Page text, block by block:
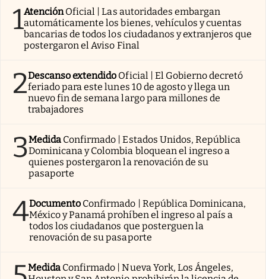
1AtenciónOficial | Las autoridades embargan
automáticamente los bienes, vehículos y cuentas
bancarias de todos los ciudadanos y extranjeros que
postergaron el Aviso Final
2Descanso extendido Oficial | El Gobierno decretó
feriado para este lunes 10 de agosto y llega un
nuevo fin de semana largo para millones de
trabajadores
3Medida Confirmado | Estados Unidos, República
Dominicana y Colombia bloquean el ingreso a
quienes postergaron la renovación de su
pasaporte
4Documento Confirmado | República Dominicana,
México y Panamá prohíben el ingreso al país a
todos los ciudadanos que posterguen la
renovación de su pasaporte
Medida Confirmado | Nueva York, Los Ángeles,